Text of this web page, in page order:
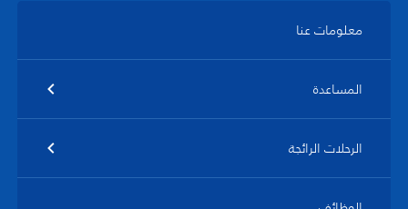
معلومات عنا
المساعدة
الرحلات الرائجة